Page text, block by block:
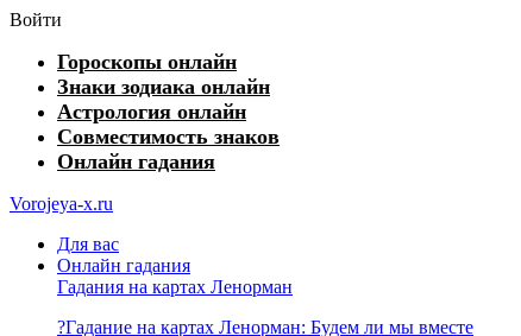
Войти
Гороскопы онлайн
Знаки зодиака онлайн
Астрология онлайн
Совместимость знаков
Онлайн гадания
Vorojeya-x.ru
Для вас
Онлайн гадания
Гадания на картах Ленорман
?Гадание на картах Ленорман: Будем ли мы вместе